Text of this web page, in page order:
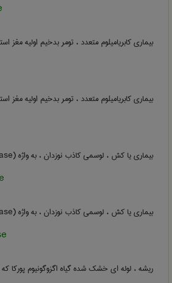
بیماری کابریامیلوم متعدد ، تومر بدخیم اولیه
بیماری کابریامیلوم متعدد ، تومر بدخیم اولیه
بیماری یا کش ، لوسمی کاذب نوزدان ، به واژه (disease) مراجعه فرمایید
بیماری یا کش ، لوسمی کاذب نوزدان ، به واژه (disease) مراجعه فرمایید
ریشه ، لوله ای خشک شده گیاه اگزوگونیوم پورکا